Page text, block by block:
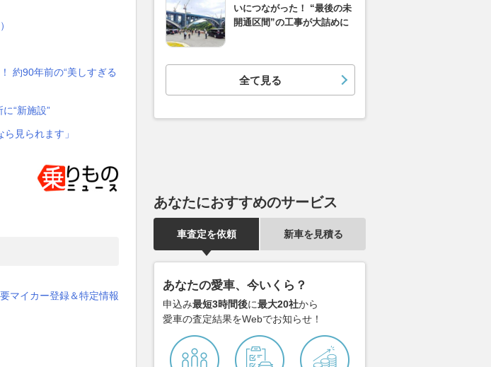
約90年前の“美しすぎる
“新施設”
見られます」
マイカー登録＆特定情報
いにつながった！ “最後の未
開通区間”の工事が大詰めに
全て見る
あなたにおすすめのサービス
車査定を依頼 新車を見積る
あなたの愛車、今いくら？
申込み最短3時間後に最大20社から
愛車の査定結果をWebでお知らせ！